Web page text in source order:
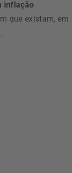
inflação
que existam, em